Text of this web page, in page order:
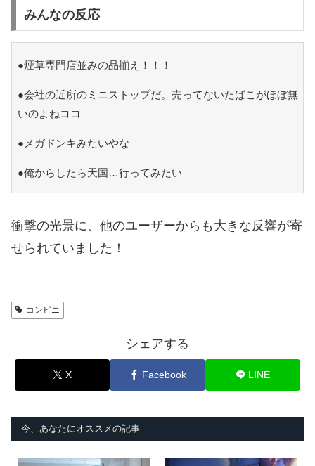
みんなの反応
●煙草専門店並みの品揃え！！！
●会社の近所のミニストップだ。売ってないたばこがほぼ無
いのよねココ
●メガドンキみたいやな
●俺からしたら天国…行ってみたい
衝撃の光景に、他のユーザーからも大きな反響が寄
せられていました！
コンビニ
シェアする
X Facebook LINE
今、あなたにオススメの記事